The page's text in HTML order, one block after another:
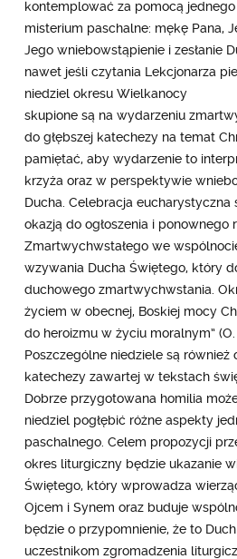
kontemplować za pomocą jednego
misterium paschalne: mękę Pana,
Jego wniebowstąpienie i zesłanie
nawet jeśli czytania Lekcjonarza
niedziel okresu Wielkanocy
skupione są na wydarzeniu
do głębszej katechezy na temat
pamiętać, aby wydarzenie to
krzyża oraz w perspektywie
Ducha. Celebracja eucharystyczna
okazją do ogłoszenia i ponownego
Zmartwychwstałego we
wzywania Ducha Świętego, który
duchowego zmartwychwstania.
życiem w obecnej, Boskiej mocy
do heroizmu w życiu moralnym” (O.
Poszczególne niedziele są również
katechezy zawartej w tekstach
Dobrze przygotowana homilia
niedziel pogłębić różne aspekty
paschalnego. Celem propozycji
okres liturgiczny będzie ukazanie
Świętego, który wprowadza
Ojcem i Synem oraz buduje
będzie o przypomnienie, że to
uczestnikom zgromadzenia